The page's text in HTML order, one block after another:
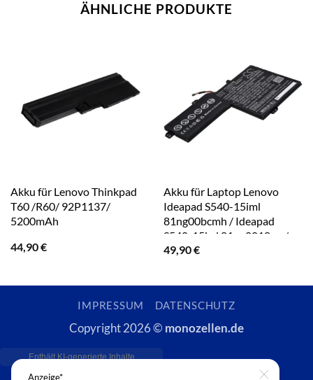
ÄHNLICHE PRODUKTE
Akku für Lenovo Thinkpad
T60 /R60/ 92P1137/
5200mAh
44,90€
Akku für Laptop Lenovo
Ideapad S540-15iml
81ng00bcmh / Ideapad
S540-15iwl 81ne0018au /
Typ L18M3PF8
49,90€
IMPRESSUM DATENSCHUTZ
Copyright 2026 © monozellen.de
Anzeige*